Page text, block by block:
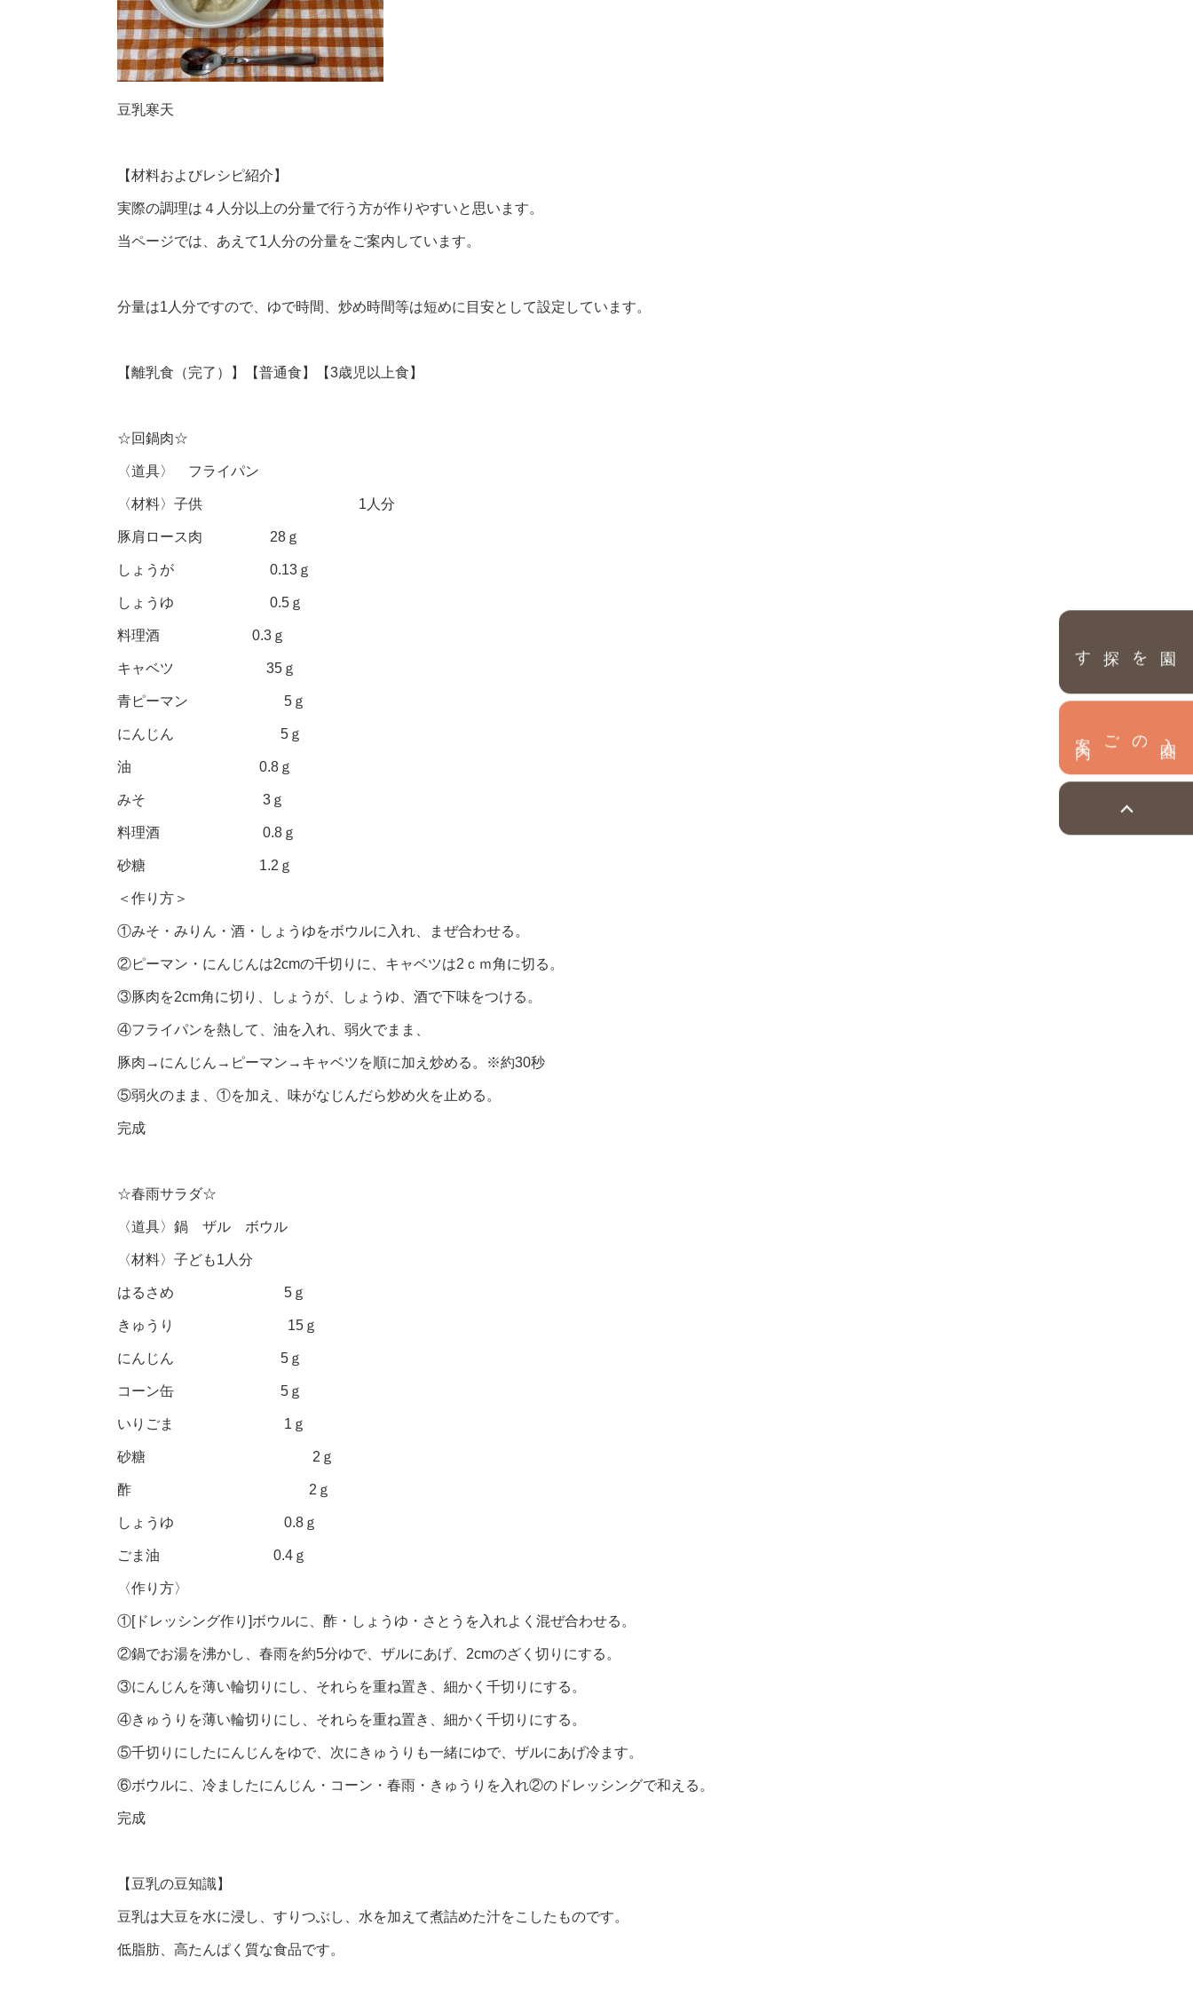
園を探す
豆乳寒天
【材料およびレシピ紹介】
実際の調理は４人分以上の分量で行う方が作りやすいと思います。
当ページでは、あえて1人分の分量をご案内しています。
分量は1人分ですので、ゆで時間、炒め時間等は短めに目安として設定しています。
【離乳食（完了）】【普通食】【3歳児以上食】
☆回鍋肉☆
〈道具〉 フライパン
〈材料〉子供 1人分
豚肩ロース肉 28ｇ
しょうが 0.13ｇ
しょうゆ 0.5ｇ
料理酒 0.3ｇ
キャベツ 35ｇ
青ピーマン 5ｇ
にんじん 5ｇ
油 0.8ｇ
みそ 3ｇ
料理酒 0.8ｇ
砂糖 1.2ｇ
＜作り方＞
①みそ・みりん・酒・しょうゆをボウルに入れ、まぜ合わせる。
②ピーマン・にんじんは2cmの千切りに、キャベツは2ｃｍ角に切る。
③豚肉を2cm角に切り、しょうが、しょうゆ、酒で下味をつける。
④フライパンを熱して、油を入れ、弱火でまま、
豚肉→にんじん→ピーマン→キャベツを順に加え炒める。※約30秒
⑤弱火のまま、①を加え、味がなじんだら炒め火を止める。
完成
☆春雨サラダ☆
〈道具〉鍋 ザル ボウル
〈材料〉子ども1人分
はるさめ 5ｇ
きゅうり 15ｇ
にんじん 5ｇ
コーン缶 5ｇ
いりごま 1ｇ
砂糖 2ｇ
酢 2ｇ
しょうゆ 0.8ｇ
ごま油 0.4ｇ
〈作り方〉
①[ドレッシング作り]ボウルに、酢・しょうゆ・さとうを入れよく混ぜ合わせる。
②鍋でお湯を沸かし、春雨を約5分ゆで、ザルにあげ、2cmのざく切りにする。
③にんじんを薄い輪切りにし、それらを重ね置き、細かく千切りにする。
④きゅうりを薄い輪切りにし、それらを重ね置き、細かく千切りにする。
⑤千切りにしたにんじんをゆで、次にきゅうりも一緒にゆで、ザルにあげ冷ます。
⑥ボウルに、冷ましたにんじん・コーン・春雨・きゅうりを入れ②のドレッシングで和える。
完成
【豆乳の豆知識】
豆乳は大豆を水に浸し、すりつぶし、水を加えて煮詰めた汁をこしたものです。
低脂肪、高たんぱく質な食品です。